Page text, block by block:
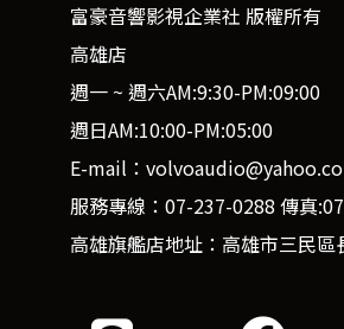
富豪音響影視企業社 版權所有
高雄店
週一 ~ 週六AM:9:30-PM:09:00
週日AM:10:00-PM:05:00
E-mail：
服務專線：07-237-0288 傳真
高雄旗艦店地址：高雄市三民